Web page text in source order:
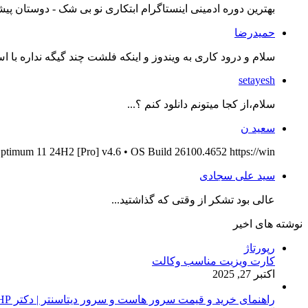
بهترین دوره ادمینی اینستاگرام ابتکاری نو بی شک - دوستان
حمیدرضا
سلام و درود کاری به ویندوز و اینکه فلشت چند گیگه نداره با
setayesh
سلام،از کجا میتونم دانلود کنم ؟...
سعید ن
11 24H2 [Pro] v4.6 • OS Build 26100.4652 https://win...
سید علی سجادی
عالی بود تشکر از وقتی که گذاشتید...
نوشته های اخیر
رپورتاژ
کارت ویزیت مناسب وکالت
اکتبر 27, 2025
راهنمای خرید و قیمت سرور هاست و سرور دیتاسنتر | دکتر HP